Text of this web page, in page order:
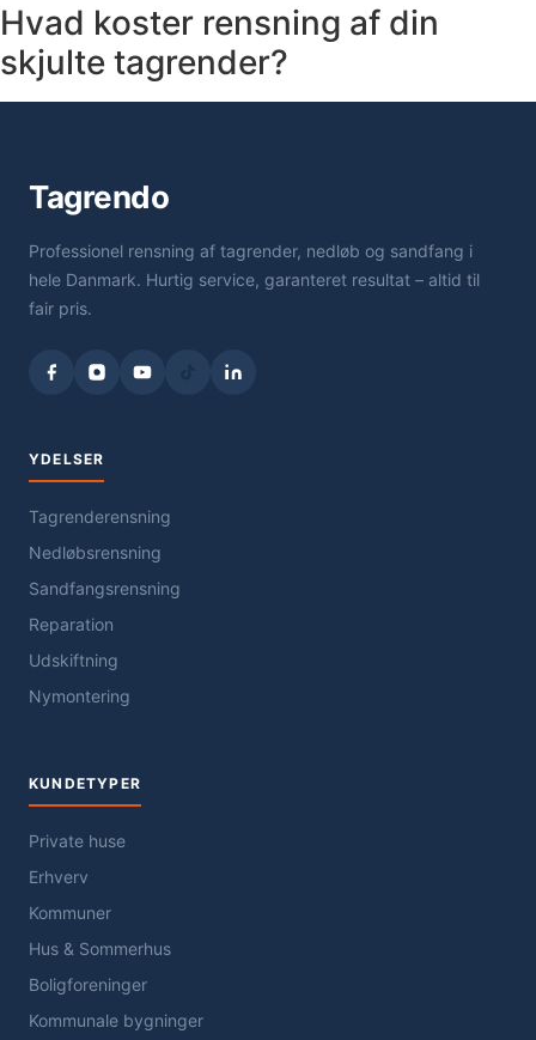
Hvad koster rensning af din
skjulte tagrender?
Tagrendo
Professionel rensning af tagrender, nedløb og sandfang i
hele Danmark. Hurtig service, garanteret resultat – altid til
fair pris.
YDELSER
Tagrenderensning
Nedløbsrensning
Sandfangsrensning
Reparation
Udskiftning
Nymontering
KUNDETYPER
Private huse
Erhverv
Kommuner
Hus & Sommerhus
Boligforeninger
Kommunale bygninger